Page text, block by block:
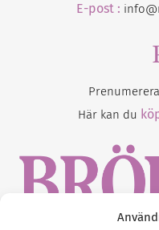
E-post :
Här kan du